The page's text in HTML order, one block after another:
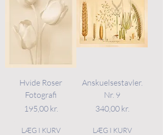
Hvide Roser
Fotografi
Pris
195,00 kr.
LÆG I KURV
Anskuelsestavler.
Nr. 9
Pris
340,00 kr.
LÆG I KURV